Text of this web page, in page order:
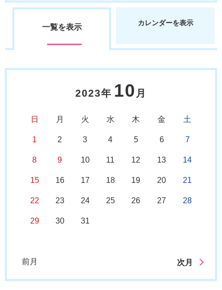
一覧を表示 カレンダーを表示
2023年 10 月
日 月 火 水 木 金 土
1 2 3 4 5 6 7
8 9 10 11 12 13 14
15 16 17 18 19 20 21
22 23 24 25 26 27 28
29 30 31
前月 次月